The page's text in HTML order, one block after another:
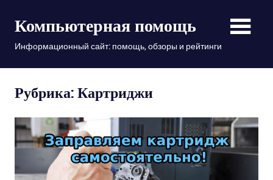
содержимому
Компьютерная помощь
Информационный сайт: помощь, обзоры и рейтинги
Рубрика: Картриджи